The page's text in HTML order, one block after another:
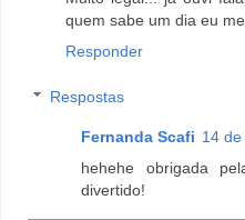
quem sabe um dia eu
Responder
Respostas
Fernanda Scafi 14
hehehe obrigada
divertido!